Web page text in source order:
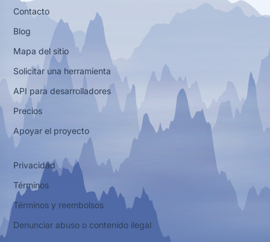
Contacto
Blog
Mapa del sitio
Solicitar una herramienta
API para desarrolladores
Precios
Apoyar el proyecto
Privacidad
Términos
Términos y reembolsos
Denunciar abuso o contenido ilegal